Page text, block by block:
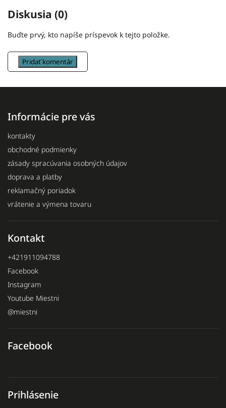
Diskusia (0)
Buďte prvý, kto napíše príspevok k tejto položke.
Pridať komentár
Informácie pre vás
kontakty
obchodné podmienky
zásady spracúvania osobných údajov
doprava a platby
reklamačný poriadok
vrátenie a výmena tovaru
Kontakt
+421911094788
Facebook
Instagram
Youtube Miestni
@miestni
Facebook
Prihlásenie